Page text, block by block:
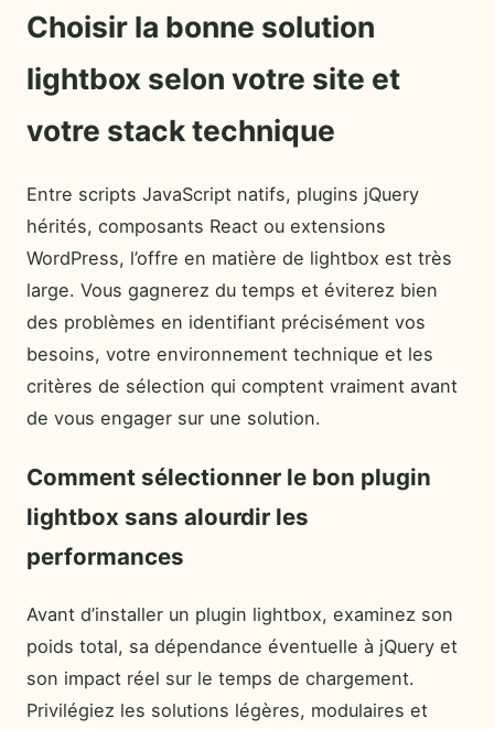
Choisir la bonne solution
lightbox selon votre site et
votre stack technique
Entre scripts JavaScript natifs, plugins jQuery
hérités, composants React ou extensions
WordPress, l’offre en matière de lightbox est très
large. Vous gagnerez du temps et éviterez bien
des problèmes en identifiant précisément vos
besoins, votre environnement technique et les
critères de sélection qui comptent vraiment avant
de vous engager sur une solution.
Comment sélectionner le bon plugin
lightbox sans alourdir les
performances
Avant d’installer un plugin lightbox, examinez son
poids total, sa dépendance éventuelle à jQuery et
son impact réel sur le temps de chargement.
Privilégiez les solutions légères, modulaires et